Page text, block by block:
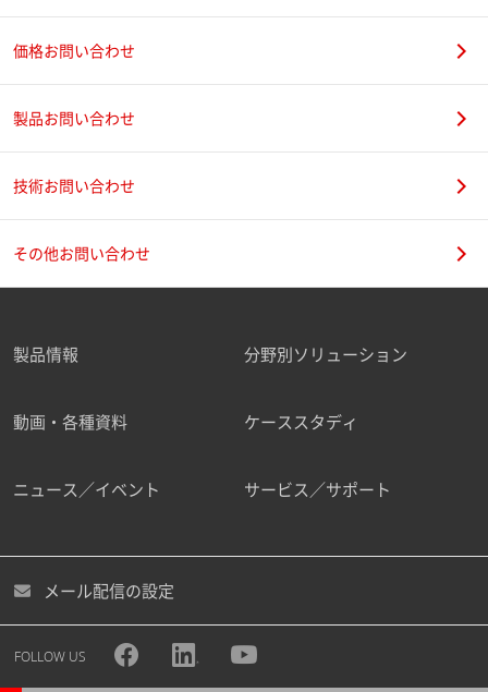
価格お問い合わせ
製品お問い合わせ
技術お問い合わせ
その他お問い合わせ
製品情報 分野別ソリューション
動画・各種資料 ケーススタディ
ニュース／イベント サービス／サポート
メール配信の設定
FOLLOW US